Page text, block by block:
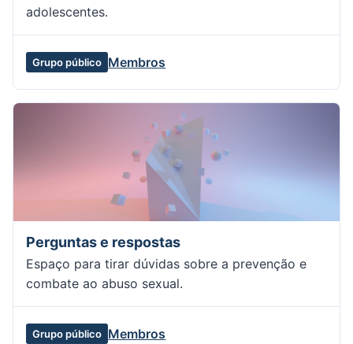
adolescentes.
Grupo público Membros
Perguntas e respostas
Espaço para tirar dúvidas sobre a prevenção e
combate ao abuso sexual.
Grupo público Membros